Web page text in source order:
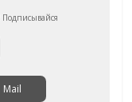
Подписывайся
Mail